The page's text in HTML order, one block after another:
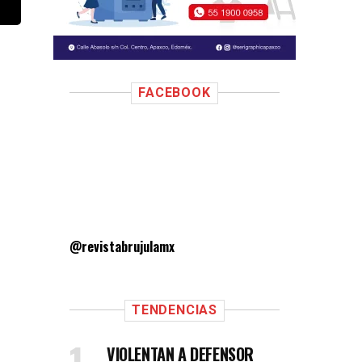
FACEBOOK
@revistabrujulamx
TENDENCIAS
VIOLENTAN A DEFENSOR